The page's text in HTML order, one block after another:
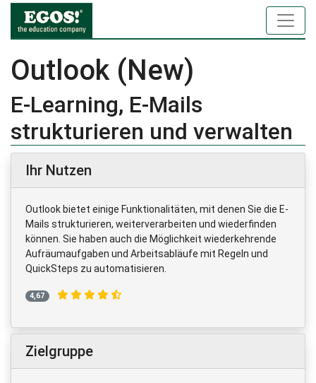
Outlook (New)
E-Learning, E-Mails
strukturieren und verwalten
Ihr Nutzen
Outlook bietet einige Funktionalitäten, mit denen Sie die E-
Mails strukturieren, weiterverarbeiten und wiederfinden
können. Sie haben auch die Möglichkeit wiederkehrende
Aufräumaufgaben und Arbeitsabläufe mit Regeln und
QuickSteps zu automatisieren.
4,67
Zielgruppe